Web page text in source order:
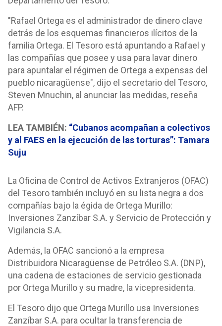
"Rafael Ortega es el administrador de dinero clave
detrás de los esquemas financieros ilícitos de la
familia Ortega. El Tesoro está apuntando a Rafael y
las compañías que posee y usa para lavar dinero
para apuntalar el régimen de Ortega a expensas del
pueblo nicaragüense", dijo el secretario del Tesoro,
Steven Mnuchin, al anunciar las medidas, reseña
AFP.
LEA TAMBIÉN: “Cubanos acompañan a colectivos
y al FAES en la ejecución de las torturas”: Tamara
Suju
La Oficina de Control de Activos Extranjeros (OFAC)
del Tesoro también incluyó en su lista negra a dos
compañías bajo la égida de Ortega Murillo:
Inversiones Zanzíbar S.A. y Servicio de Protección y
Vigilancia S.A.
Además, la OFAC sancionó a la empresa
Distribuidora Nicaragüense de Petróleo S.A. (DNP),
una cadena de estaciones de servicio gestionada
por Ortega Murillo y su madre, la vicepresidenta.
El Tesoro dijo que Ortega Murillo usa Inversiones
Zanzíbar S.A. para ocultar la transferencia de